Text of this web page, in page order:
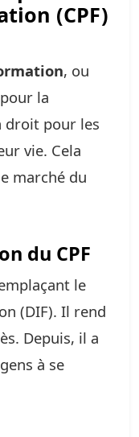
(CPF)
, ou
la
droit pour les
vie. Cela
marché du
du CPF
le
(DIF). Il rend
Depuis, il a
à se